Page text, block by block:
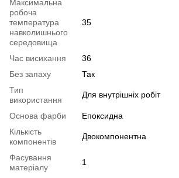
Максимальна
робоча
температура
навколишнього
середовища
35
Час висихання
36
Без запаху
Так
Тип
використання
Для внутрішніх робіт
Основа фарби
Епоксидна
Кількість
компонентів
Двокомпонентна
Фасування
матеріалу
1